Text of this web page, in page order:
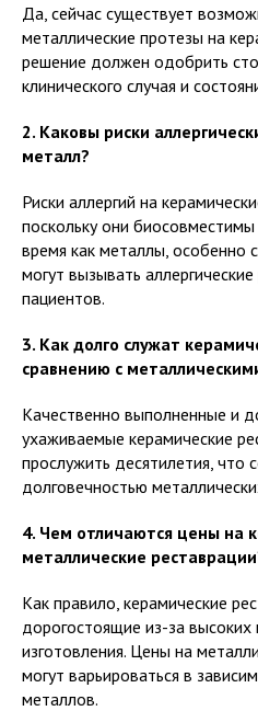
Да, сейчас существует
металлические протезы на
решение должен одобрить
клинического случая и
2. Каковы риски
металл?
Риски аллергий на
поскольку они
время как металлы, особенно
могут вызывать
пациентов.
3. Как долго служат
сравнению с
Качественно выполненные и
ухаживаемые керамические
прослужить десятилетия, что
долговечностью
4. Чем отличаются цены на
металлические
Как правило, керамические
дорогостоящие из-за
изготовления. Цены на
могут варьироваться в
металлов.